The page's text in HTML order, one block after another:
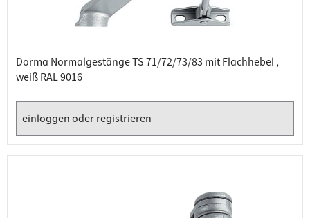
Dorma Normalgestänge TS 71/72/73/83 mit Flachhebel ,
weiß RAL 9016
einloggenoderregistrieren